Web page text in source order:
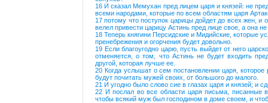
16 И сказал Мемухан пред лицем царя и князей: не
всеми народами, которые по всем областям царя
17 потому что поступок царицы дойдет до всех жен, и
велел привести царицу Астинь пред лице свое, а она
18 Теперь княгини Персидские и Мидийские, которые
пренебрежения и огорчения будет довольно.
19 Если благоугодно царю, пусть выйдет от него
отменяется, о том, что Астинь не будет входить
другой, которая лучше ее.
20 Когда услышат о сем постановлении царя,
будут почитать мужей своих, от большого до малого.
21 И угодно было слово сие в глазах царя и князей; и
22 И послал во все области царя письма, писанные
чтобы всякий муж был господином в доме своем, и